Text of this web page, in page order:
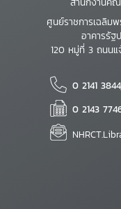
ศูนย์ราชการเฉลิม
อาคารรัฐ
120 หมู่ที่ 3 ถนน
0 2141
0 2143